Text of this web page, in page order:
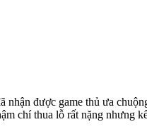
được game thủ ưa
chí thua lỗ rất nặng nhưng